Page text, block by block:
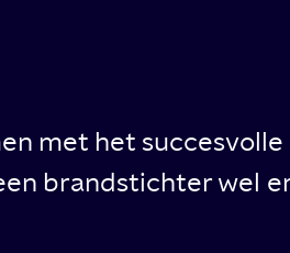
met het
brandstichter wel